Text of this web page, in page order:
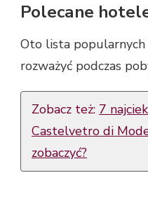
Polecane
Oto lista
rozważyć podczas
Zobacz też: 7
Castelvetro di
zobaczyć?